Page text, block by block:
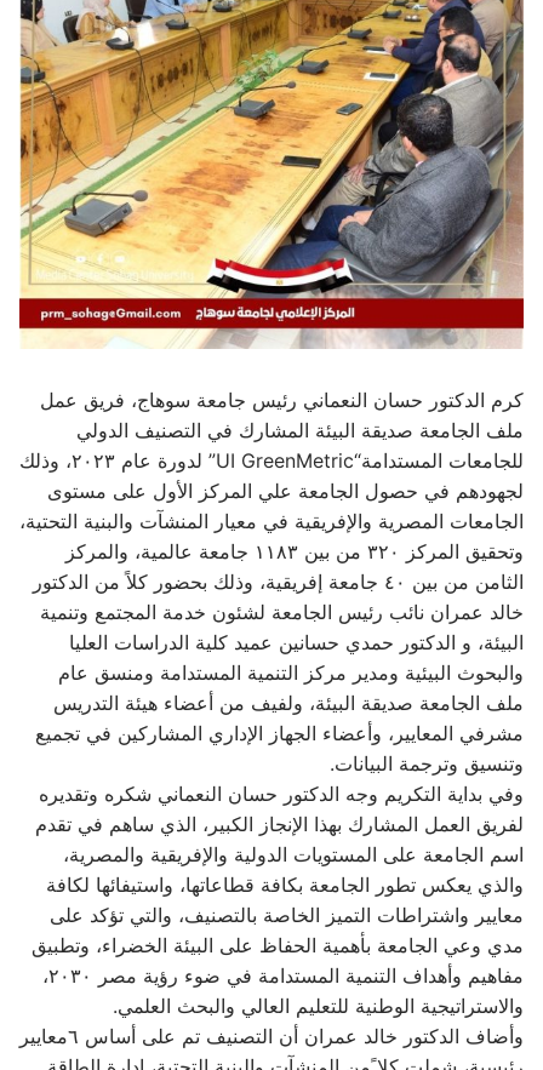
كرم الدكتور حسان النعماني رئيس جامعة سوهاج، فريق عمل
ملف الجامعة صديقة البيئة المشارك في التصنيف الدولي
للجامعات المستدامة“UI GreenMetric” لدورة عام ٢٠٢٣، وذلك
لجهودهم في حصول الجامعة علي المركز الأول على مستوى
الجامعات المصرية والإفريقية في معيار المنشآت والبنية التحتية،
وتحقيق المركز ٣٢٠ من بين ١١٨٣ جامعة عالمية، والمركز
الثامن من بين ٤٠ جامعة إفريقية، وذلك بحضور كلاً من الدكتور
خالد عمران نائب رئيس الجامعة لشئون خدمة المجتمع وتنمية
البيئة، و الدكتور حمدي حسانين عميد كلية الدراسات العليا
والبحوث البيئية ومدير مركز التنمية المستدامة ومنسق عام
ملف الجامعة صديقة البيئة، ولفيف من أعضاء هيئة التدريس
مشرفي المعايير، وأعضاء الجهاز الإداري المشاركين في تجميع
وتنسيق وترجمة البيانات.
وفي بداية التكريم وجه الدكتور حسان النعماني شكره وتقديره
لفريق العمل المشارك بهذا الإنجاز الكبير، الذي ساهم في تقدم
اسم الجامعة على المستويات الدولية والإفريقية والمصرية،
والذي يعكس تطور الجامعة بكافة قطاعاتها، واستيفائها لكافة
معايير واشتراطات التميز الخاصة بالتصنيف، والتي تؤكد على
مدي وعي الجامعة بأهمية الحفاظ على البيئة الخضراء، وتطبيق
مفاهيم وأهداف التنمية المستدامة في ضوء رؤية مصر ٢٠٣٠،
والاستراتيجية الوطنية للتعليم العالي والبحث العلمي.
وأضاف الدكتور خالد عمران أن التصنيف تم على أساس ٦معايير